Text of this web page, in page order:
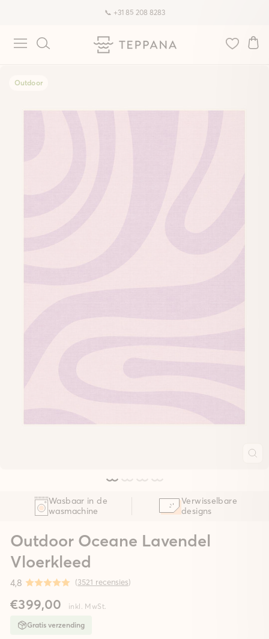
📞 +31 85 208 8283
Outdoor
Wasbaar in de
wasmachine
Verwisselbare
designs
Outdoor Oceane Lavendel
Vloerkleed
4,8 (3521 recensies)
€399,00 inkl. MwSt.
Gratis verzending